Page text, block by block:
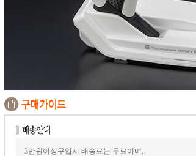
3만원이상구입시 배송료는 무료이며,